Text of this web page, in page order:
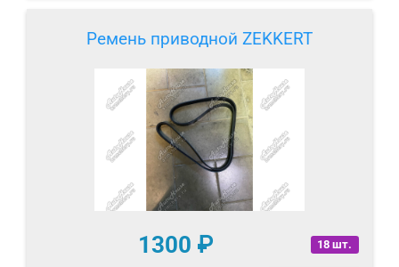
Ремень приводной ZEKKERT
18 шт.
1300 ₽